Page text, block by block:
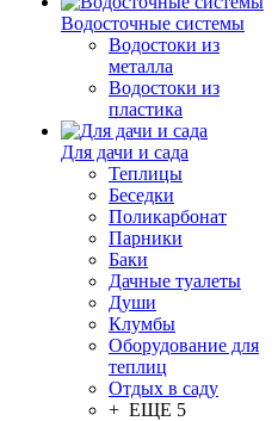
Водосточные системы
Водостоки из
металла
Водостоки из
пластика
Для дачи и сада
Теплицы
Беседки
Поликарбонат
Парники
Баки
Дачные туалеты
Души
Клумбы
Оборудование для
теплиц
Отдых в саду
+ ЕЩЕ 5